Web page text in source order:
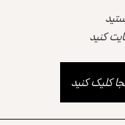
کنید
کلیک کنید